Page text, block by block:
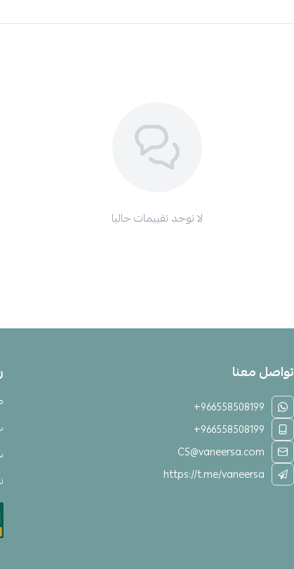
لا توجد تقييمات حاليا
تواصل معنا
+966558508199
+966558508199
CS@vaneersa.com
https://t.me/vaneersa